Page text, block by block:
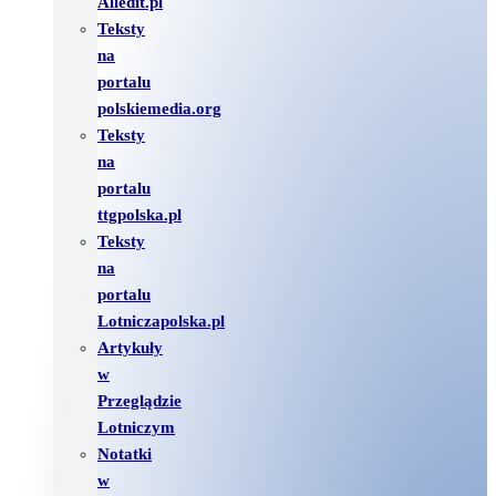
Teksty
na
portalu
polskiemedia.org
Teksty
na
portalu
ttgpolska.pl
Teksty
na
portalu
Lotniczapolska.pl
Artykuły
w
Przeglądzie
Lotniczym
Notatki
w